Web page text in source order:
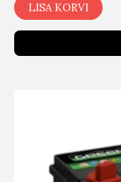
LISA KORVI